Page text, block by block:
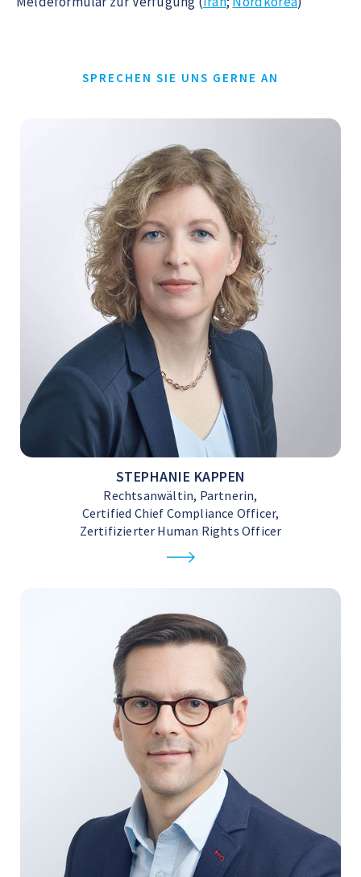
SPRECHEN SIE UNS GERNE AN
STEPHANIE KAPPEN
Rechtsanwältin, Partnerin,
Certified Chief Compliance Officer,
Zertifizierter Human Rights Officer